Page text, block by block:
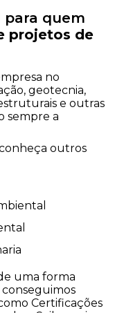
para quem
projetos de
no
geotecnia,
e outras
sempre a
outros
uma forma
conseguimos
Certificações